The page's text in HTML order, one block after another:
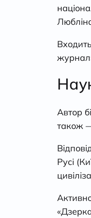
Автор
також
Русі